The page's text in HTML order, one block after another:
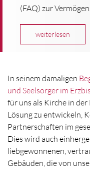
(FAQ) zur
weiterlesen
In seinem damaligen
und Seelsorger im
für uns als Kirche in
Lösung zu entwickeln,
Partnerschaften im
Dies wird auch
liebgewonnenen,
Gebäuden, die von